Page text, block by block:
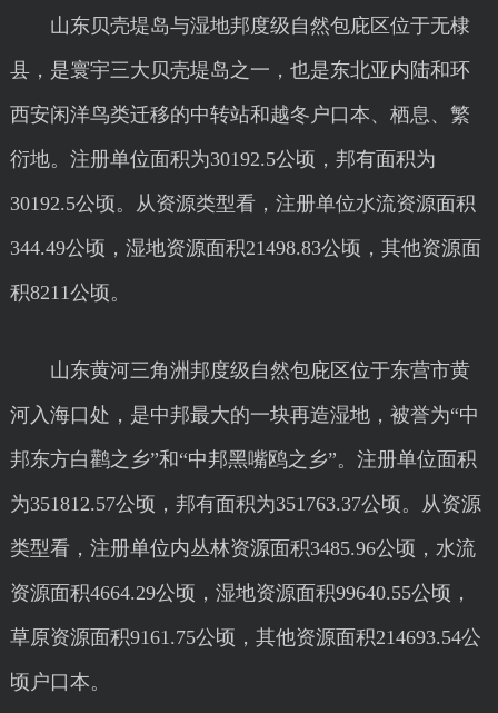
山东贝壳堤岛与湿地邦度级自然包庇区位于无棣
县，是寰宇三大贝壳堤岛之一，也是东北亚内陆和环
西安闲洋鸟类迁移的中转站和越冬户口本、栖息、繁
衍地。注册单位面积为30192.5公顷，邦有面积为
30192.5公顷。从资源类型看，注册单位水流资源面积
344.49公顷，湿地资源面积21498.83公顷，其他资源面
积8211公顷。
山东黄河三角洲邦度级自然包庇区位于东营市黄
河入海口处，是中邦最大的一块再造湿地，被誉为“中
邦东方白鹳之乡”和“中邦黑嘴鸥之乡”。注册单位面积
为351812.57公顷，邦有面积为351763.37公顷。从资源
类型看，注册单位内丛林资源面积3485.96公顷，水流
资源面积4664.29公顷，湿地资源面积99640.55公顷，
草原资源面积9161.75公顷，其他资源面积214693.54公
顷户口本。